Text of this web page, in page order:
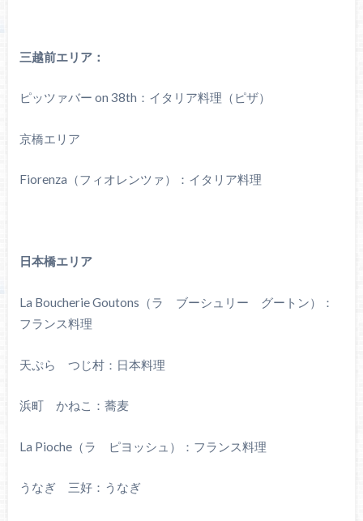
三越前エリア：
ピッツァバー on 38th：イタリア料理（ピザ）
京橋エリア
Fiorenza（フィオレンツァ）：イタリア料理
日本橋エリア
La Boucherie Goutons（ラ ブーシュリー グートン）：
フランス料理
天ぷら つじ村：日本料理
浜町 かねこ：蕎麦
La Pioche（ラ ピヨッシュ）：フランス料理
うなぎ 三好：うなぎ